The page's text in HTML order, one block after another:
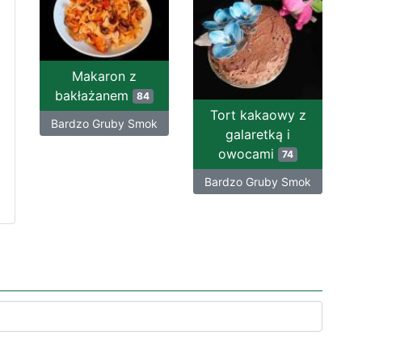
Makaron z
bakłażanem 84
Bardzo Gruby Smok
Tort kakaowy z
galaretką i
owocami 74
Bardzo Gruby Smok